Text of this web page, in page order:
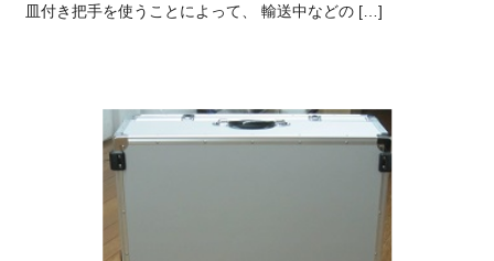
皿付き把手を使うことによって、 輸送中などの […]